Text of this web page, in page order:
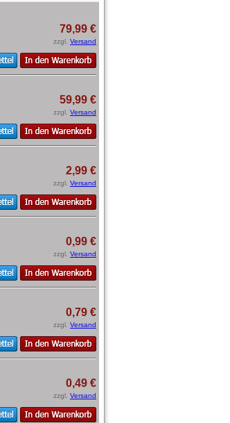
79,99 €
zzgl. Versand
59,99 €
zzgl. Versand
2,99 €
zzgl. Versand
0,99 €
zzgl. Versand
0,79 €
zzgl. Versand
0,49 €
zzgl. Versand